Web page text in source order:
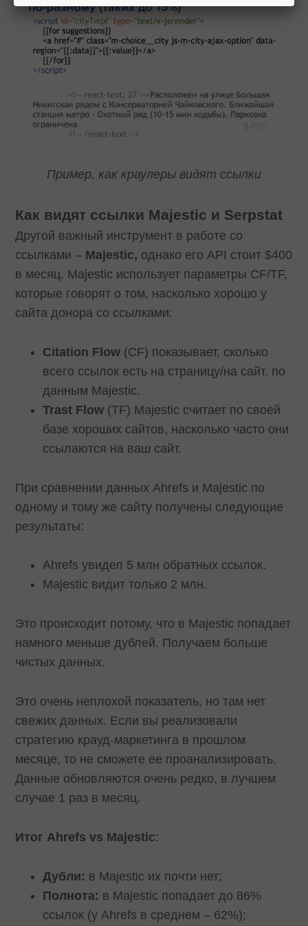
Пример, как краулеры видят ссылки
Как видят ссылки Majestic и Serpstat
Другой важный инструмент в работе со
ссылками – Majestic, однако его API стоит $400
в месяц. Majestic использует параметры CF/TF,
которые говорят о том, насколько хорошо у
сайта донора со ссылками:
Citation Flow (CF) показывает, сколько
всего ссылок есть на страницу/на сайт, по
данным Majestic.
Trast Flow (TF) Majestic считает по своей
базе хороших сайтов, насколько часто они
ссылаются на ваш сайт.
При сравнении данных Ahrefs и Majestic по
одному и тому же сайту получены следующие
результаты:
Ahrefs увидел 5 млн обратных ссылок.
Majestic видит только 2 млн.
Это происходит потому, что в Majestic попадает
намного меньше дублей. Получаем больше
чистых данных.
Это очень неплохой показатель, но там нет
свежих данных. Если вы реализовали
стратегию крауд-маркетинга в прошлом
месяце, то не сможете ее проанализировать.
Данные обновляются очень редко, в лучшем
случае 1 раз в месяц.
Итог Ahrefs vs Majestic:
Дубли: в Majestic их почти нет;
Полнота: в Majestic попадает до 86%
ссылок (у Ahrefs в среднем – 62%);